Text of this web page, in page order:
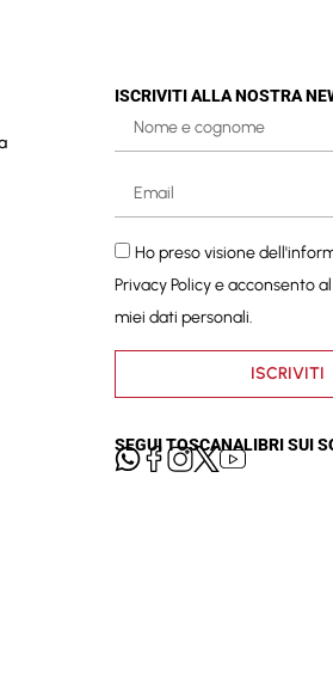
ISCRIVITI ALLA NOSTRA
Ho preso visione
Privacy Policye acconsento
miei dati personali.
ISCRIVITI
SEGUI TOSCANALIBRI SUI